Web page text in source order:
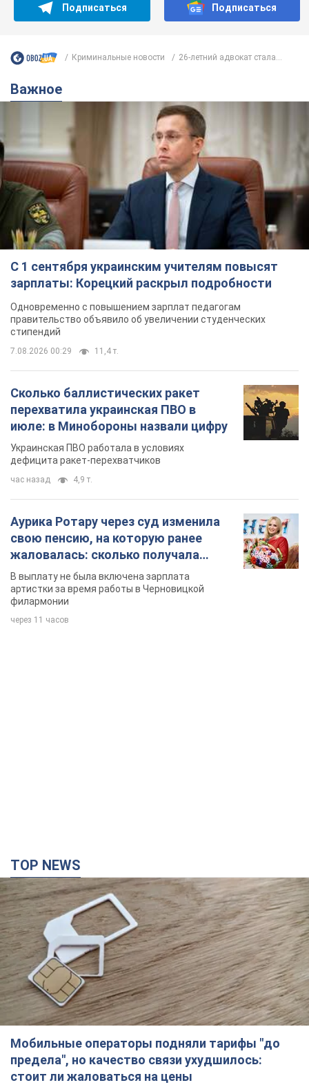
Подписаться Подписаться
Криминальные новости 26-летний адвокат стала...
Важное
С 1 сентября украинским учителям повысят
зарплаты: Корецкий раскрыл подробности
Одновременно с повышением зарплат педагогам
правительство объявило об увеличении студенческих
стипендий
7.08.2026 00:29 11,4 т.
Сколько баллистических ракет
перехватила украинская ПВО в
июле: в Минобороны назвали цифру
Украинская ПВО работала в условиях
дефицита ракет-перехватчиков
час назад 4,9 т.
Аурика Ротару через суд изменила
свою пенсию, на которую ранее
жаловалась: сколько получала
певица
В выплату не была включена зарплата
артистки за время работы в Черновицкой
филармонии
через 11 часов
TOP NEWS
Мобильные операторы подняли тарифы "до
предела", но качество связи ухудшилось:
стоит ли жаловаться на цены